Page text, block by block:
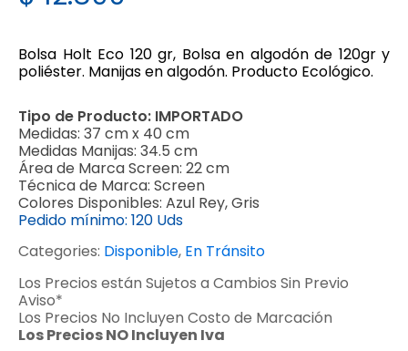
Bolsa Holt Eco 120 gr, Bolsa en algodón de 120gr y
poliéster. Manijas en algodón. Producto Ecológico.
Tipo de Producto: IMPORTADO
Medidas: 37 cm x 40 cm
Medidas Manijas: 34.5 cm
Área de Marca Screen: 22 cm
Técnica de Marca: Screen
Colores Disponibles: Azul Rey, Gris
Pedido mínimo: 120 Uds
Categories: Disponible, En Tránsito
Los Precios están Sujetos a Cambios Sin Previo
Aviso*
Los Precios No Incluyen Costo de Marcación
Los Precios NO Incluyen Iva